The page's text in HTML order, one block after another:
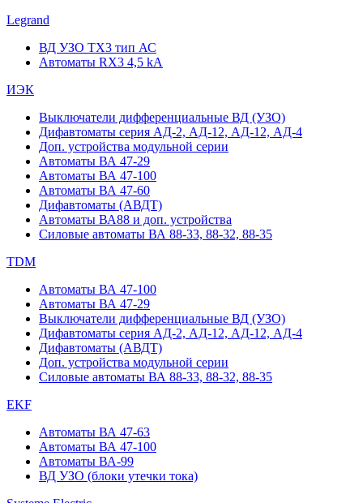
Legrand
ВД УЗО TX3 тип АС
Автоматы RX3 4,5 kA
ИЭК
Выключатели дифференциальные ВД (УЗО)
Дифавтоматы серия АД-2, АД-12, АД-12, АД-4
Доп. устройства модульной серии
Автоматы ВА 47-29
Автоматы ВА 47-100
Автоматы ВА 47-60
Дифавтоматы (АВДТ)
Автоматы ВА88 и доп. устройства
Силовые автоматы ВА 88-33, 88-32, 88-35
TDM
Автоматы ВА 47-100
Автоматы ВА 47-29
Выключатели дифференциальные ВД (УЗО)
Дифавтоматы серия АД-2, АД-12, АД-12, АД-4
Дифавтоматы (АВДТ)
Доп. устройства модульной серии
Силовые автоматы ВА 88-33, 88-32, 88-35
EKF
Автоматы ВА 47-63
Автоматы ВА 47-100
Автоматы ВА-99
ВД УЗО (блоки утечки тока)